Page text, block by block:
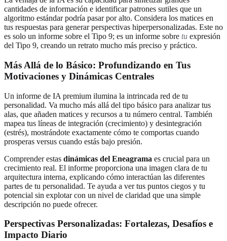
cantidades de información e identificar patrones sutiles que un
algoritmo estándar podría pasar por alto. Considera los matices en
tus respuestas para generar perspectivas hiperpersonalizadas. Este no
es solo un informe sobre el Tipo 9; es un informe sobre tu expresión
del Tipo 9, creando un retrato mucho más preciso y práctico.
Más Allá de lo Básico: Profundizando en Tus
Motivaciones y Dinámicas Centrales
Un informe de IA premium ilumina la intrincada red de tu
personalidad. Va mucho más allá del tipo básico para analizar tus
alas, que añaden matices y recursos a tu número central. También
mapea tus líneas de integración (crecimiento) y desintegración
(estrés), mostrándote exactamente cómo te comportas cuando
prosperas versus cuando estás bajo presión.
Comprender estas dinámicas del Eneagrama es crucial para un
crecimiento real. El informe proporciona una imagen clara de tu
arquitectura interna, explicando cómo interactúan las diferentes
partes de tu personalidad. Te ayuda a ver tus puntos ciegos y tu
potencial sin explotar con un nivel de claridad que una simple
descripción no puede ofrecer.
Perspectivas Personalizadas: Fortalezas, Desafíos e
Impacto Diario